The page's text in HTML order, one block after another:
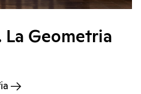
La Geometria